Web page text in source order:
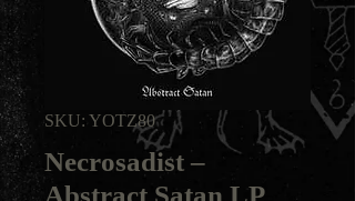
SKU: YOTZ80
Necrosadist ‎–
Abstract Satan LP